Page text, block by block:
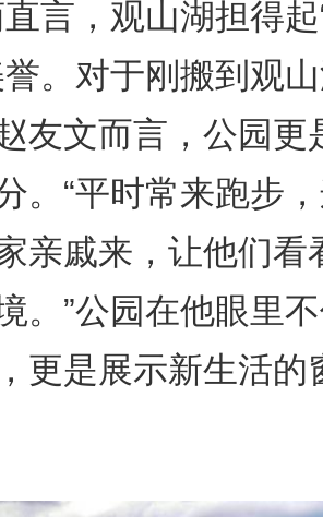
言，观山湖担得
誉。对于刚搬到观
友文而言，公园更
。“平时常来跑步
亲戚来，让他们看
。”公园在他眼里
更是展示新生活的